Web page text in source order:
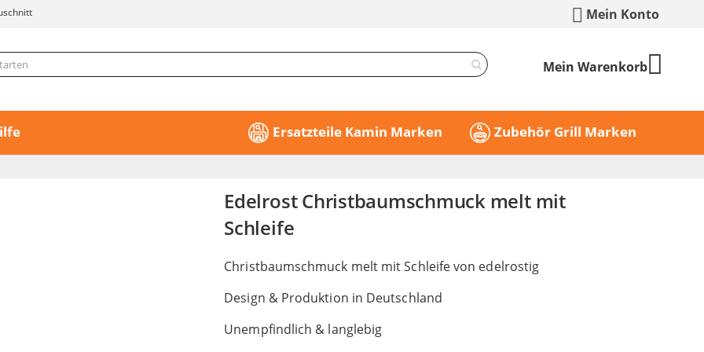
Mein Konto
Mein Warenkorb
Ersatzteile Kamin Marken Zubehör Grill Marken
Edelrost Christbaumschmuck melt mit
Schleife
Christbaumschmuck melt mit Schleife von edelrostig
Design & Produktion in Deutschland
Unempfindlich & langlebig